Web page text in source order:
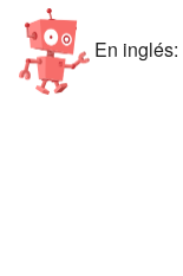
En inglés: